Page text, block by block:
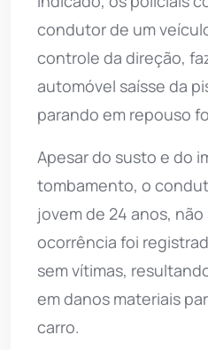
condutor de um
controle da direção,
automóvel saísse da
parando em repouso
Apesar do susto e do
tombamento, o
jovem de 24 anos,
ocorrência foi
sem vítimas,
em danos materiais
carro.